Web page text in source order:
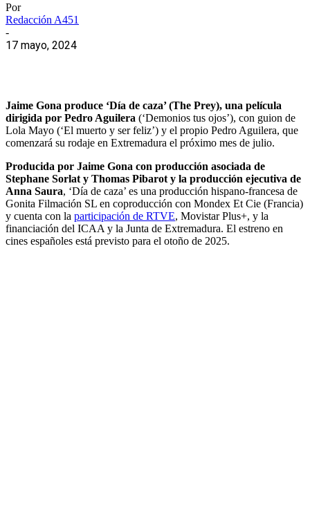
Por
Redacción A451
-
17 mayo, 2024
Jaime Gona produce ‘Día de caza’ (The Prey), una película
dirigida por Pedro Aguilera (‘Demonios tus ojos’), con guion de
Lola Mayo (‘El muerto y ser feliz’) y el propio Pedro Aguilera, que
comenzará su rodaje en Extremadura el próximo mes de julio.
Producida por Jaime Gona con producción asociada de
Stephane Sorlat y Thomas Pibarot y la producción ejecutiva de
Anna Saura, ‘Día de caza’ es una producción hispano-francesa de
Gonita Filmación SL en coproducción con Mondex Et Cie (Francia)
y cuenta con la participación de RTVE, Movistar Plus+, y la
financiación del ICAA y la Junta de Extremadura. El estreno en
cines españoles está previsto para el otoño de 2025.